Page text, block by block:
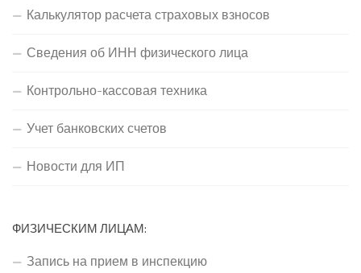
Калькулятор расчета страховых взносов
Сведения об ИНН физического лица
Контрольно-кассовая техника
Учет банковских счетов
Новости для ИП
ФИЗИЧЕСКИМ ЛИЦАМ:
Запись на прием в инспекцию